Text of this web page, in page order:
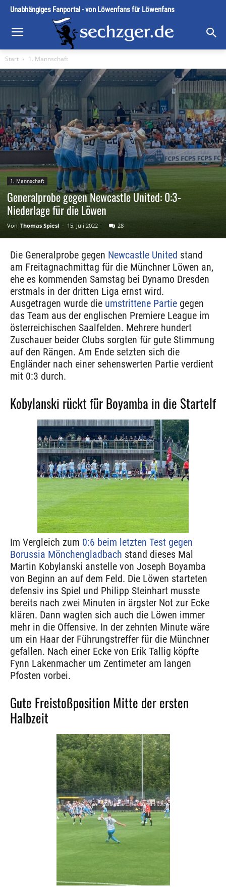
Unabhängiges Fanportal - von Löwenfans für Löwenfans
Start 1. Mannschaft
1. Mannschaft
Generalprobe gegen Newcastle United: 0:3-
Niederlage für die Löwen
Von Thomas Spiesl - 15. Juli 2022 28
Die Generalprobe gegen Newcastle United stand
am Freitagnachmittag für die Münchner Löwen an,
ehe es kommenden Samstag bei Dynamo Dresden
erstmals in der dritten Liga ernst wird.
Ausgetragen wurde die umstrittene Partie gegen
das Team aus der englischen Premiere League im
österreichischen Saalfelden. Mehrere hundert
Zuschauer beider Clubs sorgten für gute Stimmung
auf den Rängen. Am Ende setzten sich die
Engländer nach einer sehenswerten Partie verdient
mit 0:3 durch.
Kobylanski rückt für Boyamba in die Startelf
Im Vergleich zum 0:6 beim letzten Test gegen
Borussia Mönchengladbach stand dieses Mal
Martin Kobylanski anstelle von Joseph Boyamba
von Beginn an auf dem Feld. Die Löwen starteten
defensiv ins Spiel und Philipp Steinhart musste
bereits nach zwei Minuten in ärgster Not zur Ecke
klären. Dann wagten sich auch die Löwen immer
mehr in die Offensive. In der zehnten Minute wäre
um ein Haar der Führungstreffer für die Münchner
gefallen. Nach einer Ecke von Erik Tallig köpfte
Fynn Lakenmacher um Zentimeter am langen
Pfosten vorbei.
Gute Freistoßposition Mitte der ersten
Halbzeit